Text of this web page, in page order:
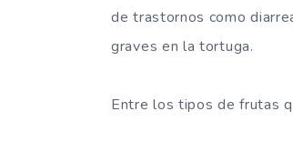
de trastornos como
graves en la tortuga.
Entre los tipos de frutas